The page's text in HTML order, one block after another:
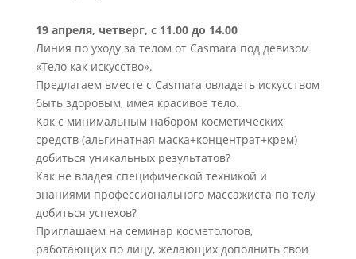
19 апреля, четверг, с 11.00 до 14.00
Линия по уходу за телом от Casmara под девизом
«Тело как искусство».
Предлагаем вместе с Casmara овладеть искусством
быть здоровым, имея красивое тело.
Как с минимальным набором косметических
средств (альгинатная маска+концентрат+крем)
добиться уникальных результатов?
Как не владея специфической техникой и
знаниями профессионального массажиста по телу
добиться успехов?
Приглашаем на семинар косметологов,
работающих по лицу, желающих дополнить свои